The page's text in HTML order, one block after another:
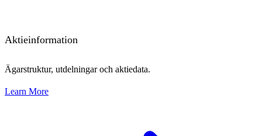
Aktieinformation
Ägarstruktur, utdelningar och aktiedata.
Learn More